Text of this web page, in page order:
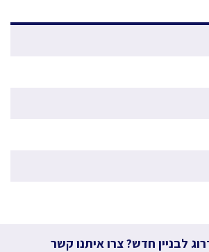
לבניין חדש? צרו איתנו קשר